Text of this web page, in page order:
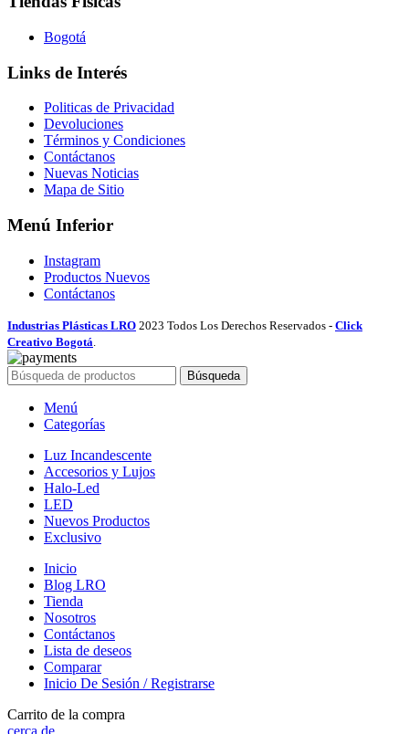
Bogotá
Links de Interés
Politicas de Privacidad
Devoluciones
Términos y Condiciones
Contáctanos
Nuevas Noticias
Mapa de Sitio
Menú Inferior
Instagram
Productos Nuevos
Contáctanos
Industrias Plásticas LRO 2023 Todos Los Derechos Reservados - Click
Creativo Bogotá
Búsqueda
Menú
Categorías
Luz Incandescente
Accesorios y Lujos
Halo-Led
LED
Nuevos Productos
Exclusivo
Inicio
Blog LRO
Tienda
Nosotros
Contáctanos
Lista de deseos
Comparar
Inicio De Sesión / Registrarse
Carrito de la compra
cerca de